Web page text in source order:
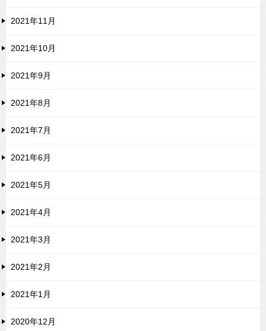
2021年11月
2021年10月
2021年9月
2021年8月
2021年7月
2021年6月
2021年5月
2021年4月
2021年3月
2021年2月
2021年1月
2020年12月